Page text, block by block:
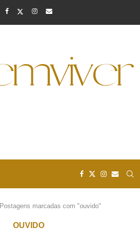
Postagens marcadas com "ouvido"
OUVIDO